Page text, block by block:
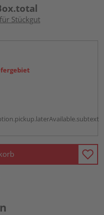
Stückgut